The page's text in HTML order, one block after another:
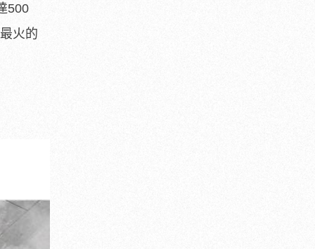
500
火的